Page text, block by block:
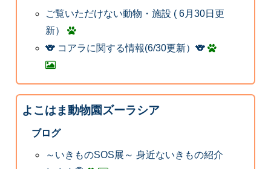
ご覧いただけない動物・施設 ( 6月30日更
新）
🐨 コアラに関する情報(6/30更新）🐨
よこはま動物園ズーラシア
ブログ
～いきものSOS展～ 身近ないきもの紹介